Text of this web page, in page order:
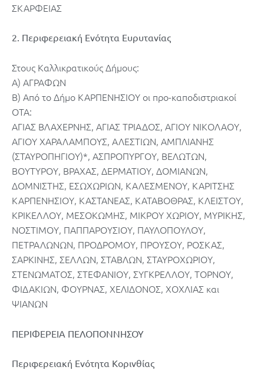
ΣΚΑΡΦΕΙΑΣ
2. Περιφερειακή Ενότητα Ευρυτανίας
Στους Καλλικρατικούς Δήμους:
Α) ΑΓΡΑΦΩΝ
Β) Από το Δήμο ΚΑΡΠΕΝΗΣΙΟΥ οι προ-καποδιστριακοί
ΟΤΑ:
ΑΓΙΑΣ ΒΛΑΧΕΡΝΗΣ, ΑΓΙΑΣ ΤΡΙΑΔΟΣ, ΑΓΙΟΥ ΝΙΚΟΛΑΟΥ,
ΑΓΙΟΥ ΧΑΡΑΛΑΜΠΟΥΣ, ΑΛΕΣΤΙΩΝ, ΑΜΠΛΙΑΝΗΣ
(ΣΤΑΥΡΟΠΗΓΙΟΥ)*, ΑΣΠΡΟΠΥΡΓΟΥ, ΒΕΛΩΤΩΝ,
ΒΟΥΤΥΡΟΥ, ΒΡΑΧΑΣ, ΔΕΡΜΑΤΙΟΥ, ΔΟΜΙΑΝΩΝ,
ΔΟΜΝΙΣΤΗΣ, ΕΣΩΧΩΡΙΩΝ, ΚΑΛΕΣΜΕΝΟΥ, ΚΑΡΙΤΣΗΣ
ΚΑΡΠΕΝΗΣΙΟΥ, ΚΑΣΤΑΝΕΑΣ, ΚΑΤΑΒΟΘΡΑΣ, ΚΛΕΙΣΤΟΥ,
ΚΡΙΚΕΛΛΟΥ, ΜΕΣΟΚΩΜΗΣ, ΜΙΚΡΟΥ ΧΩΡΙΟΥ, ΜΥΡΙΚΗΣ,
ΝΟΣΤΙΜΟΥ, ΠΑΠΠΑΡΟΥΣΙΟΥ, ΠΑΥΛΟΠΟΥΛΟΥ,
ΠΕΤΡΑΛΩΝΩΝ, ΠΡΟΔΡΟΜΟΥ, ΠΡΟΥΣΟΥ, ΡΟΣΚΑΣ,
ΣΑΡΚΙΝΗΣ, ΣΕΛΛΩΝ, ΣΤΑΒΛΩΝ, ΣΤΑΥΡΟΧΩΡΙΟΥ,
ΣΤΕΝΩΜΑΤΟΣ, ΣΤΕΦΑΝΙΟΥ, ΣΥΓΚΡΕΛΛΟΥ, ΤΟΡΝΟΥ,
ΦΙΔΑΚΙΩΝ, ΦΟΥΡΝΑΣ, ΧΕΛΙΔΟΝΟΣ, ΧΟΧΛΙΑΣ και
ΨΙΑΝΩΝ
ΠΕΡΙΦΕΡΕΙΑ ΠΕΛΟΠΟΝΝΗΣΟΥ
Περιφερειακή Ενότητα Κορινθίας